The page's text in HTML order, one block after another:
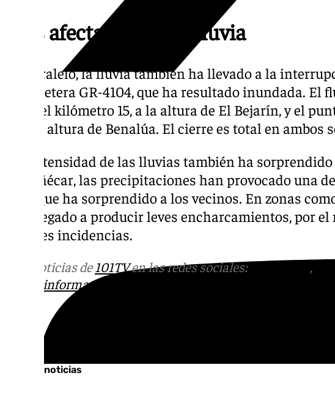
Vías afectadas por la lluvia
En paralelo, la lluvia también ha llevado a la
la carretera GR-4104, que ha resultado inundada. El
entre el kilómetro 15, a la altura de El Bejarín, y el
ya a la altura de Benalúa. El cierre es total en ambos
Las intensidad de las lluvias también ha
Almuñécar, las precipitaciones han provocado una
agua que ha sorprendido a los vecinos. En zonas
han llegado a producir leves encharcamientos, por
grandes incidencias.
Más noticias de101TVen las redes sociales:Instagram ,
informativos@101tv.es
Últimas noticias